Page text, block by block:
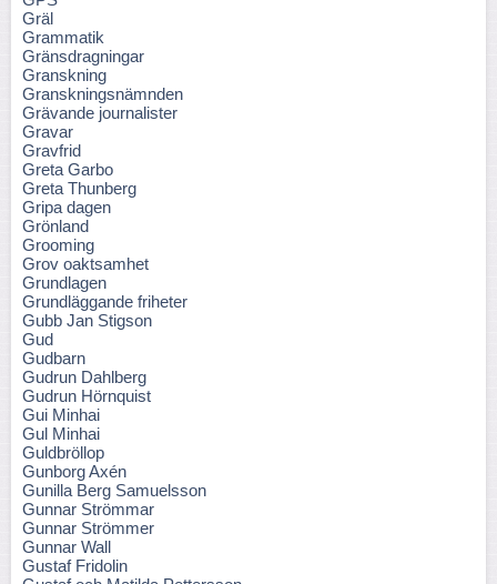
Gräl
Grammatik
Gränsdragningar
Granskning
Granskningsnämnden
Grävande journalister
Gravar
Gravfrid
Greta Garbo
Greta Thunberg
Gripa dagen
Grönland
Grooming
Grov oaktsamhet
Grundlagen
Grundläggande friheter
Gubb Jan Stigson
Gud
Gudbarn
Gudrun Dahlberg
Gudrun Hörnquist
Gui Minhai
Gul Minhai
Guldbröllop
Gunborg Axén
Gunilla Berg Samuelsson
Gunnar Strömmar
Gunnar Strömmer
Gunnar Wall
Gustaf Fridolin